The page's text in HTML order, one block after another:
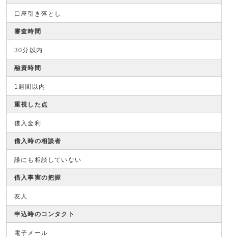
口座引き落とし
審査時間
30分以内
融資時間
1週間以内
重視した点
借入金利
借入時の相談者
誰にも相談していない
借入事実の把握
友人
申込時のコンタクト
電子メール